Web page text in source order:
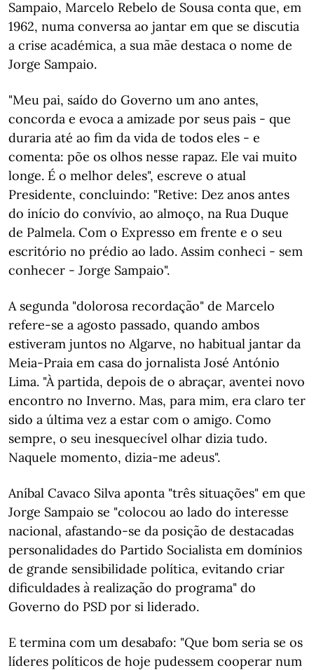
Sampaio, Marcelo Rebelo de Sousa conta que, em
1962, numa conversa ao jantar em que se discutia
a crise académica, a sua mãe destaca o nome de
Jorge Sampaio.
"Meu pai, saído do Governo um ano antes,
concorda e evoca a amizade por seus pais - que
duraria até ao fim da vida de todos eles - e
comenta: põe os olhos nesse rapaz. Ele vai muito
longe. É o melhor deles", escreve o atual
Presidente, concluindo: "Retive: Dez anos antes
do início do convívio, ao almoço, na Rua Duque
de Palmela. Com o Expresso em frente e o seu
escritório no prédio ao lado. Assim conheci - sem
conhecer - Jorge Sampaio".
A segunda "dolorosa recordação" de Marcelo
refere-se a agosto passado, quando ambos
estiveram juntos no Algarve, no habitual jantar da
Meia-Praia em casa do jornalista José António
Lima. "À partida, depois de o abraçar, aventei novo
encontro no Inverno. Mas, para mim, era claro ter
sido a última vez a estar com o amigo. Como
sempre, o seu inesquecível olhar dizia tudo.
Naquele momento, dizia-me adeus".
Aníbal Cavaco Silva aponta "três situações" em que
Jorge Sampaio se "colocou ao lado do interesse
nacional, afastando-se da posição de destacadas
personalidades do Partido Socialista em domínios
de grande sensibilidade política, evitando criar
dificuldades à realização do programa" do
Governo do PSD por si liderado.
E termina com um desabafo: "Que bom seria se os
líderes políticos de hoje pudessem cooperar num